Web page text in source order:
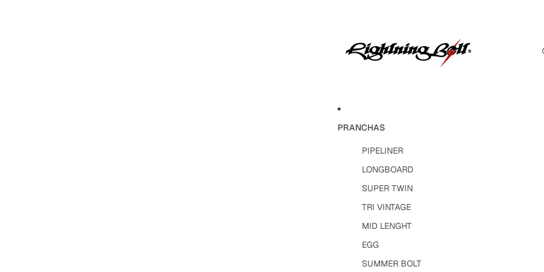
PRANCHAS
PIPELINER
LONGBOARD
SUPER TWIN
TRI VINTAGE
MID LENGHT
EGG
SUMMER BOLT